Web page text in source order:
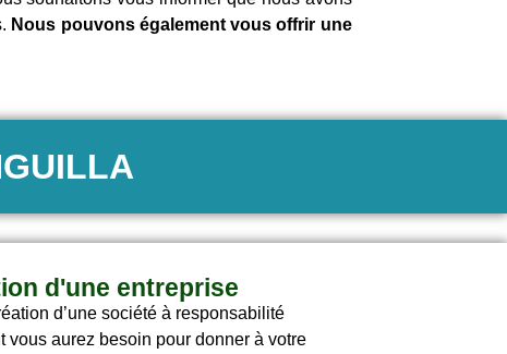
Nous pouvons également vous offrir une
d'une entreprise
d’une société à responsabilité
vous aurez besoin pour donner à votre